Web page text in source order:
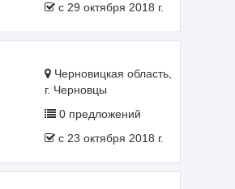
c 29 октября 2018 г.
Черновицкая область,
г. Черновцы
0 предложений
c 23 октября 2018 г.